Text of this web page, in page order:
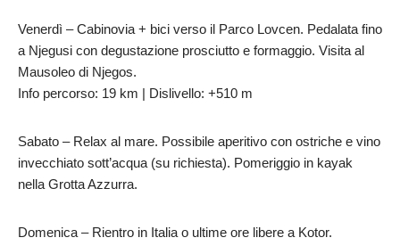
Venerdì – Cabinovia + bici verso il Parco Lovcen. Pedalata fino
a Njegusi con degustazione prosciutto e formaggio. Visita al
Mausoleo di Njegos.
Info percorso: 19 km | Dislivello: +510 m
Sabato – Relax al mare. Possibile aperitivo con ostriche e vino
invecchiato sott’acqua (su richiesta). Pomeriggio in kayak
nella Grotta Azzurra.
Domenica – Rientro in Italia o ultime ore libere a Kotor.